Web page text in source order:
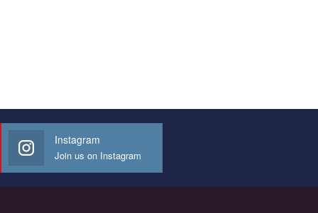
Instagram
Join us on Instagram